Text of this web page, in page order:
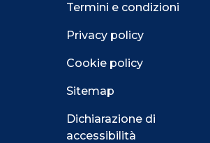
Termini e condizioni
Privacy policy
Cookie policy
Sitemap
Dichiarazione di
accessibilità